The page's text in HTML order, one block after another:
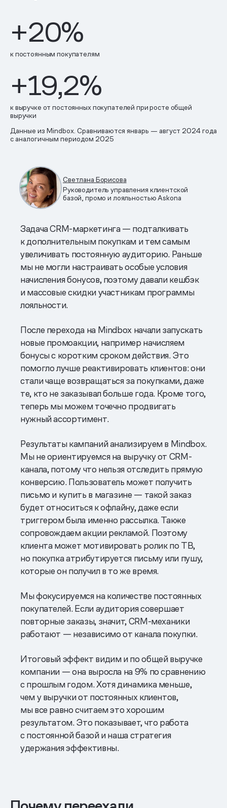
+20%
к постоянным покупателям
+19,2%
к выручке от постоянных покупателей при росте общей
выручки
Данные из Mindbox. Сравниваются январь — август 2024 года
с аналогичным периодом 2025
Светлана Борисова
Руководитель управления клиентской
базой, промо и лояльностью Askona
Задача CRM-маркетинга — подталкивать
к дополнительным покупкам и тем самым
увеличивать постоянную аудиторию. Раньше
мы не могли настраивать особые условия
начисления бонусов, поэтому давали кешбэк
и массовые скидки участникам программы
лояльности.
После перехода на Mindbox начали запускать
новые промоакции, например начисляем
бонусы с коротким сроком действия. Это
помогло лучше реактивировать клиентов: они
стали чаще возвращаться за покупками, даже
те, кто не заказывал больше года. Кроме того,
теперь мы можем точечно продвигать
нужный ассортимент.
Результаты кампаний анализируем в Mindbox.
Мы не ориентируемся на выручку от CRM-
канала, потому что нельзя отследить прямую
конверсию. Пользователь может получить
письмо и купить в магазине — такой заказ
будет относиться к офлайну, даже если
триггером была именно рассылка. Также
сопровождаем акции рекламой. Поэтому
клиента может мотивировать ролик по ТВ,
но покупка атрибутируется письму или пушу,
которые он получил в то же время.
Мы фокусируемся на количестве постоянных
покупателей. Если аудитория совершает
повторные заказы, значит, CRM-механики
работают — независимо от канала покупки.
Итоговый эффект видим и по общей выручке
компании — она выросла на 9% по сравнению
с прошлым годом. Хотя динамика меньше,
чем у выручки от постоянных клиентов,
мы все равно считаем это хорошим
результатом. Это показывает, что работа
с постоянной базой и наша стратегия
удержания эффективны.